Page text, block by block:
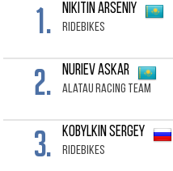
1. Nikitin Arseniy
RideBikes
2. Nuriev Askar
Alatau Racing Team
3. Kobylkin Sergey
RideBikes